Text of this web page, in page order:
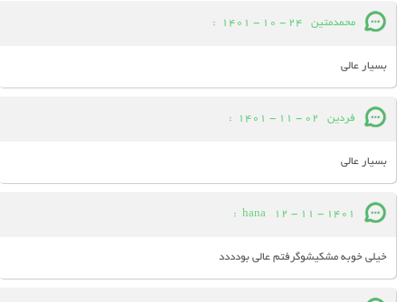
محمدمتین 24 - 10 - 1401
:
بسیار عالی
فردین 02 - 11 - 1401
:
بسیار عالی
hana 12 - 11 - 1401
:
خیلی خوبه مشکیشوگرفتم عالی بودددد